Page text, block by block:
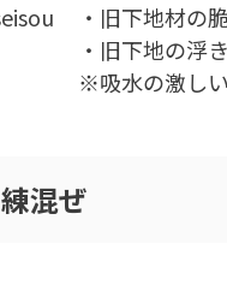
・旧下地材の
・旧下地の浮
※吸水の激し
練混ぜ